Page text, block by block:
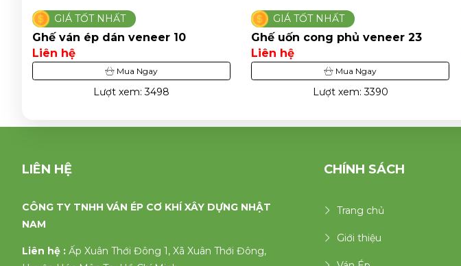
GIÁ TỐT NHẤT
Ghế uốn cong phủ veneer 23
Lượt xem: 3390
GIÁ TỐT NHẤT
Ghế ván ép dán veneer 25
Lượt xem: 3897
LIÊN HỆ
CÔNG TY TNHH VÁN ÉP CƠ KHÍ XÂY DỰNG NHẬT
NAM
Liên hệ : Ấp Xuân Thới Đông 1, Xã Xuân Thới Đông,
CHÍNH SÁCH
Trang chủ
Giới thiệu